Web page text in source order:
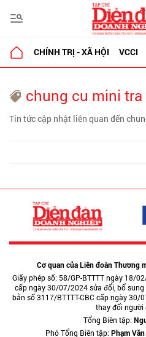
CHÍNH TRỊ - XÃ HỘI VCCI
chung cu mini tra
Tin tức cập nhật liên quan đến
Cơ quan của Liên đoàn Thương
Giấy phép số: 58/GP-BTTTT ngày 18/
cấp ngày 30/07/2024 sửa đổi, bổ sung
bản số 3117/BTTTT-CBC cấp ngày 30/
thay đổi người
Tổng Biên tập:
Phó Tổng Biên tập:Phạm